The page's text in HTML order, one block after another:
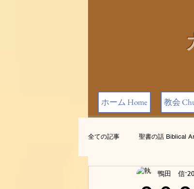
ホーム Home 教会
全ての記事 聖書の話 Biblical
お知らせ Announcements
鴨田 信